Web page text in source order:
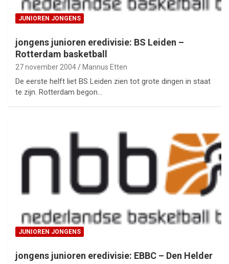
JUNIOREN JONGENS
jongens junioren eredivisie: BS Leiden –
Rotterdam basketball
27 november 2004 Mannus Etten
De eerste helft liet BS Leiden zien tot grote dingen in staat
te zijn. Rotterdam begon…
JUNIOREN JONGENS
jongens junioren eredivisie: EBBC – Den Helder